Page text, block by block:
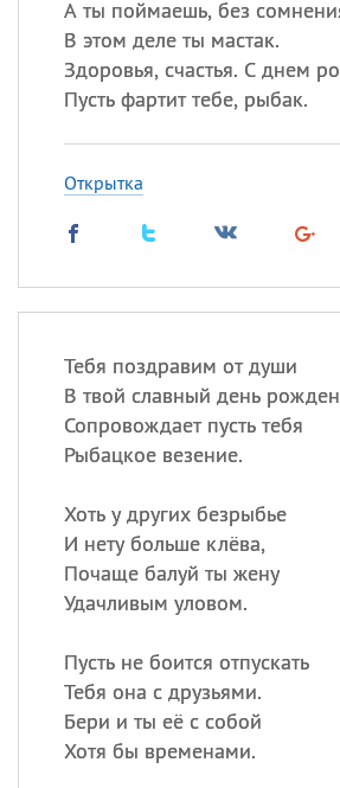
А ты поймаешь, без
В этом деле ты мастак.
Здоровья, счастья. С днем
Пусть фартит тебе, рыбак.
Открытка
Тебя поздравим от души
В твой славный день
Сопровождает пусть тебя
Рыбацкое везение.
Хоть у других безрыбье
И нету больше клёва,
Почаще балуй ты жену
Удачливым уловом.
Пусть не боится отпускать
Тебя она с друзьями.
Бери и ты её с собой
Хотя бы временами.